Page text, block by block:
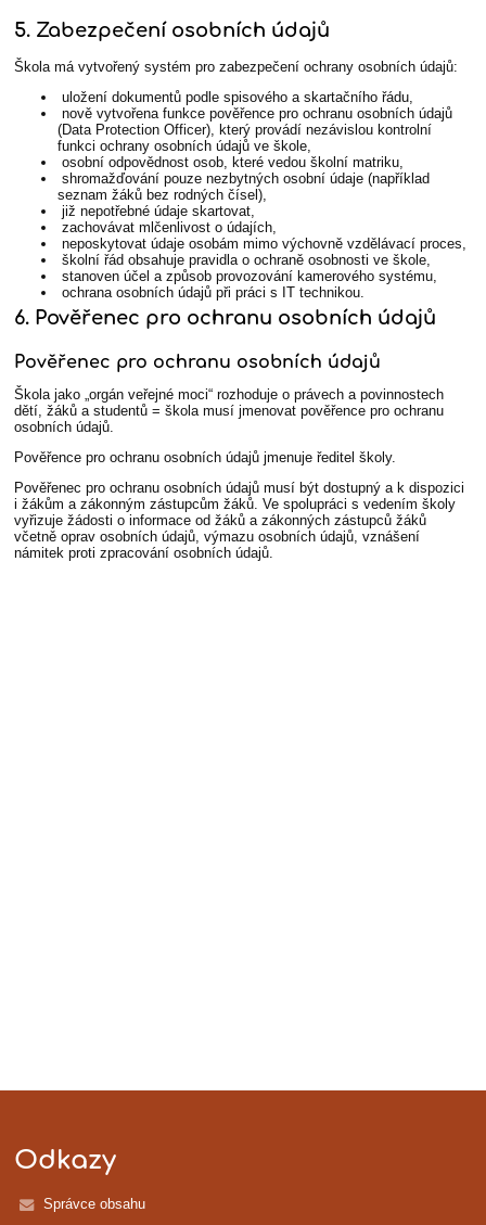
5. Zabezpečení osobních údajů
Škola má vytvořený systém pro zabezpečení ochrany osobních údajů:
uložení dokumentů podle spisového a skartačního řádu,
nově vytvořena funkce pověřence pro ochranu osobních údajů
(Data Protection Officer), který provádí nezávislou kontrolní
funkci ochrany osobních údajů ve škole,
osobní odpovědnost osob, které vedou školní matriku,
shromažďování pouze nezbytných osobní údaje (například
seznam žáků bez rodných čísel),
již nepotřebné údaje skartovat,
zachovávat mlčenlivost o údajích,
neposkytovat údaje osobám mimo výchovně vzdělávací proces,
školní řád obsahuje pravidla o ochraně osobnosti ve škole,
stanoven účel a způsob provozování kamerového systému,
ochrana osobních údajů při práci s IT technikou.
6. Pověřenec pro ochranu osobních údajů
Pověřenec pro ochranu osobních údajů
Škola jako „orgán veřejné moci“ rozhoduje o právech a povinnostech
dětí, žáků a studentů = škola musí jmenovat pověřence pro ochranu
osobních údajů.
Pověřence pro ochranu osobních údajů jmenuje ředitel školy.
Pověřenec pro ochranu osobních údajů musí být dostupný a k dispozici
i žákům a zákonným zástupcům žáků. Ve spolupráci s vedením školy
vyřizuje žádosti o informace od žáků a zákonných zástupců žáků
včetně oprav osobních údajů, výmazu osobních údajů, vznášení
námitek proti zpracování osobních údajů.
Odkazy
Správce obsahu